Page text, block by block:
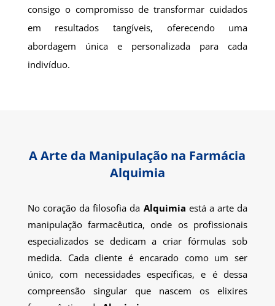
consigo o compromisso de transformar cuidados
em resultados tangíveis, oferecendo uma
abordagem única e personalizada para cada
indivíduo.
A Arte da Manipulação na Farmácia
Alquimia
No coração da filosofia da Alquimia está a arte da
manipulação farmacêutica, onde os profissionais
especializados se dedicam a criar fórmulas sob
medida. Cada cliente é encarado como um ser
único, com necessidades específicas, e é dessa
compreensão singular que nascem os elixires